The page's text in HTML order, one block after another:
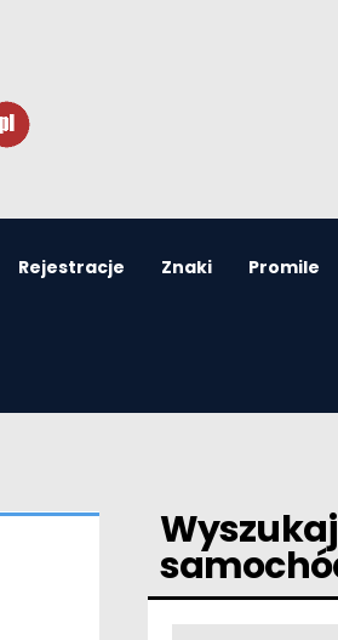
Rejestracje Znaki Promile
Wyszukaj